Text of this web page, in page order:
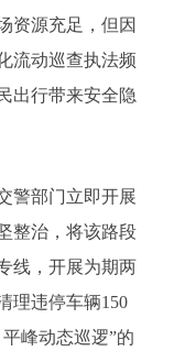
资源充足，但因
流动巡查执法频
出行带来安全隐
警部门立即开展
整治，将该路段
线，开展为期两
理违停车辆150
峰动态巡逻”的